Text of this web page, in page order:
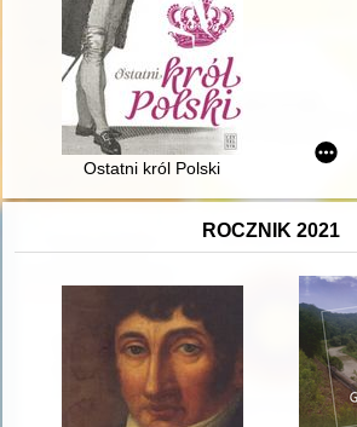
Ostatni król Polski
ROCZNIK 2021